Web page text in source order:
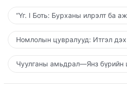
“Үг. I Боть: Бурханы илрэлт ба
Номлолын цувралууд: Итгэл
Чуулганы амьдрал—Янз бүрийн